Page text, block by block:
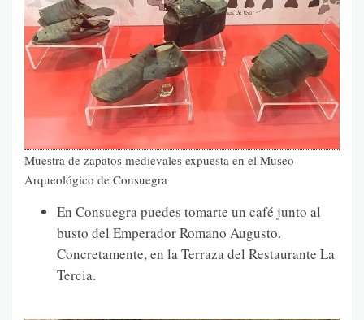
Muestra de zapatos medievales expuesta en el Museo
Arqueológico de Consuegra
En Consuegra puedes tomarte un café junto al
busto del Emperador Romano Augusto.
Concretamente, en la Terraza del Restaurante La
Tercia.